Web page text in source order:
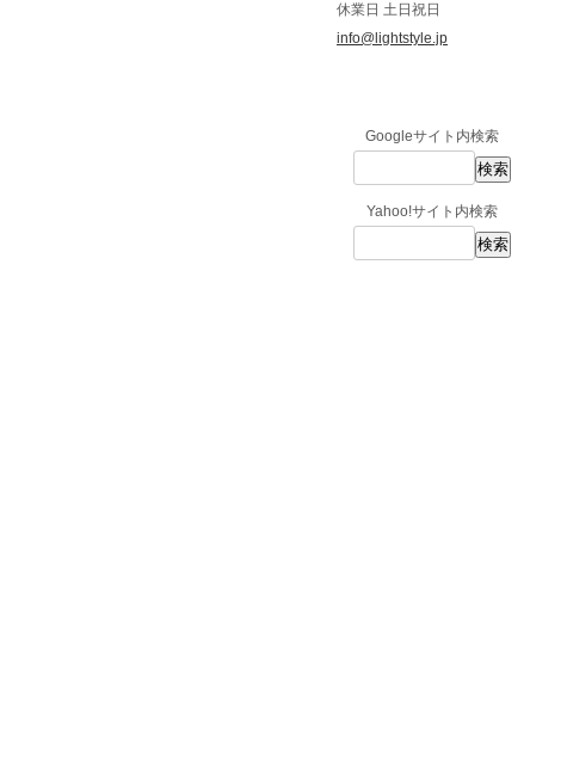
休業日 土日祝日
info@lightstyle.jp
Googleサイト内検索
Yahoo!サイト内検索